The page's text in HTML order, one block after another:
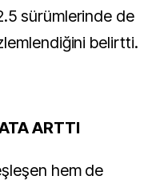
sürümlerinde de
belirtti.
ARTTI
hem de